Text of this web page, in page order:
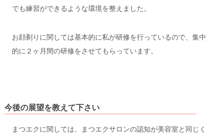
でも練習ができるような環境を整えました。
お顔剃りに関しては基本的に私が研修を行っているので、集中
的に２ヶ月間の研修をさせてもらっています。
今後の展望を教えて下さい
まつエクに関しては、まつエクサロンの認知が美容室と同じく